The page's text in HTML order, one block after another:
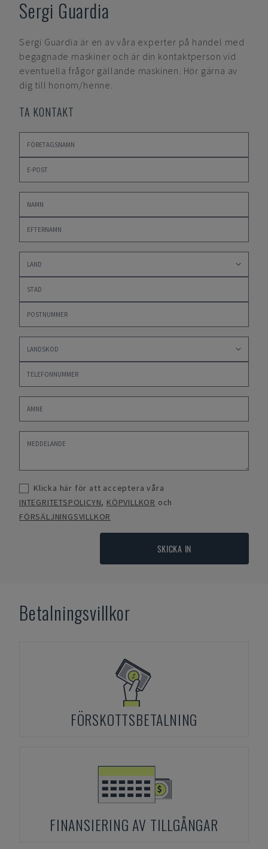
Sergi Guardia
Sergi Guardia är en av våra experter på handel med
begagnade maskiner och är din kontaktperson vid
eventuella frågor gällande maskinen. Hör gärna av
dig till honom/henne.
TA KONTAKT
Klicka här för att acceptera våra
INTEGRITETSPOLICYN, KÖPVILLKOR och
FÖRSÄLJNINGSVILLKOR
SKICKA IN
Betalningsvillkor
FÖRSKOTTSBETALNING
FINANSIERING AV TILLGÅNGAR